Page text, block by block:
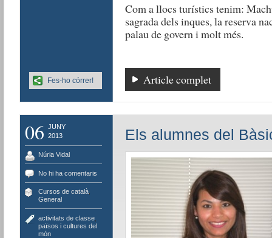
Com a llocs turístics tenim:
sagrada dels inques, la reserva
palau de govern i molt més.
Article complet
Fes-ho córrer!
06 JUNY
2013
Núria Vidal
No hi ha comentaris
Cursos de català,
General
activitats de classe,
països i cultures del
món
Els alumnes del